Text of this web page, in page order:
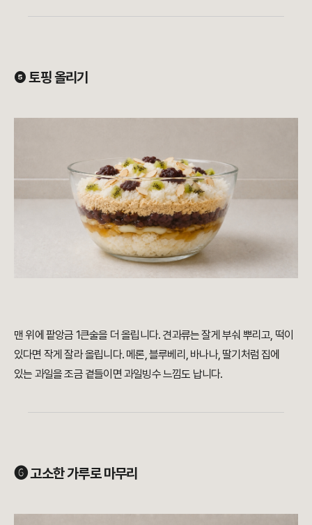
❺ 토핑 올리기
맨 위에 팥앙금 1큰술을 더 올립니다. 견과류는 잘게 부숴 뿌리고, 떡이
있다면 작게 잘라 올립니다. 메론, 블루베리, 바나나, 딸기처럼 집에
있는 과일을 조금 곁들이면 과일빙수 느낌도 납니다.
➏ 고소한 가루로 마무리